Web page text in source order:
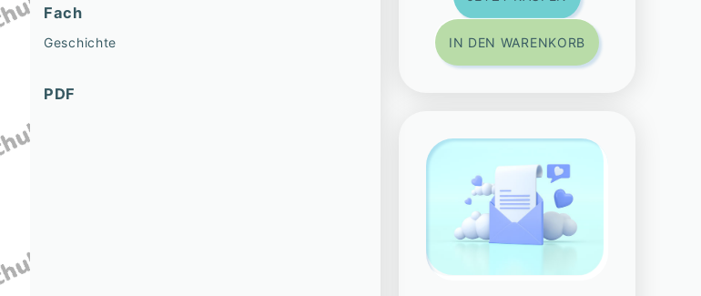
Fach
Geschichte
PDF
IN DEN WARENKORB